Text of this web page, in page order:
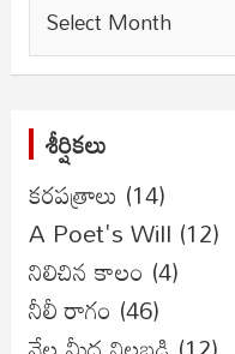
సంచికలు
శీర్షికలు
కరపత్రాలు (14)
A Poet's Will (12)
నిలిచిన కాలం (4)
నీలీ రాగం (46)